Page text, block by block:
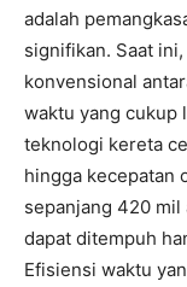
adalah
signifikan. Saat
konvensional
waktu yang cukup
teknologi kereta
hingga kecepatan
sepanjang 420
dapat ditempuh
Efisiensi waktu